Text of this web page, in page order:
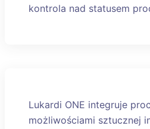
kontrola nad statusem
Lukardi ONE integruje
możliwościami sztucznej